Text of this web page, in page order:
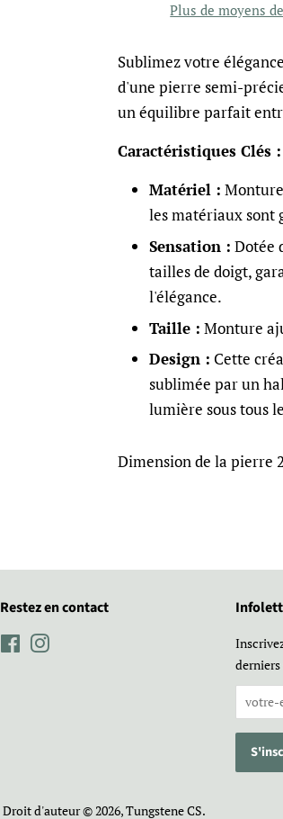
Plus de moyens
Sublimez votre
d'une pierre semi-
un équilibre parfait
Caractéristiques Clés :
Matériel :
les matériaux sont
Sensation : Dotée
tailles de doigt,
l'élégance.
Taille : Monture
Design : Cette
sublimée par un
lumière sous tous
Dimension de la pierre
Restez en contact
Facebook
Droit d'auteur © 2026,Tungstene CS.